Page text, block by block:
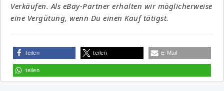
Verkäufen. Als eBay-Partner erhalten wir möglicherweise
eine Vergütung, wenn Du einen Kauf tätigst.
teilen teilen E-Mail
teilen